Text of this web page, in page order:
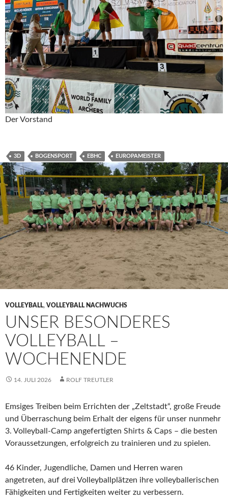
Der Vorstand
3D BOGENSPORT EBHC EUROPAMEISTER
VOLLEYBALL, VOLLEYBALL NACHWUCHS
UNSER BESONDERES
VOLLEYBALL –
WOCHENENDE
14. JULI 2026 ROLF TREUTLER
Emsiges Treiben beim Errichten der „Zeltstadt“, große Freude
und Überraschung beim Erhalt der eigens für unser nunmehr
3. Volleyball-Camp angefertigten Shirts & Caps – die besten
Voraussetzungen, erfolgreich zu trainieren und zu spielen.
46 Kinder, Jugendliche, Damen und Herren waren
angetreten, auf drei Volleyballplätzen ihre volleyballerischen
Fähigkeiten und Fertigkeiten weiter zu verbessern.